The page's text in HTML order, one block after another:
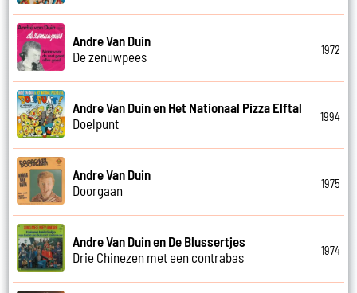
Andre Van Duin
De zenuwpees
1972
Andre Van Duin en Het Nationaal Pizza Elftal
Doelpunt
1994
Andre Van Duin
Doorgaan
1975
Andre Van Duin en De Blussertjes
Drie Chinezen met een contrabas
1974